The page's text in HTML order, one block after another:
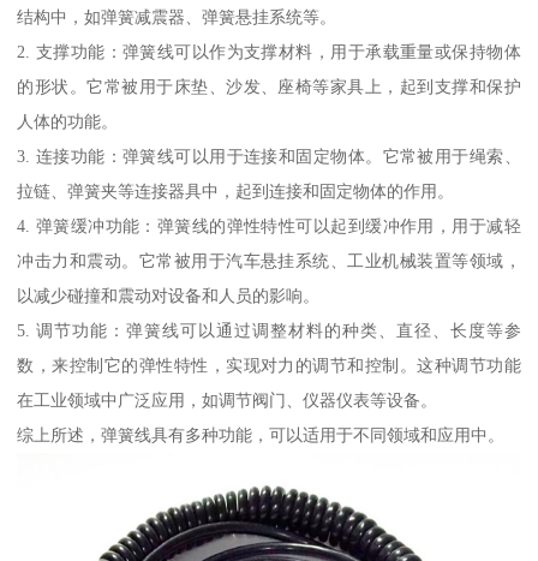
结构中，如弹簧减震器、弹簧悬挂系统等。
2. 支撑功能：弹簧线可以作为支撑材料，用于承载重量或保持物体
的形状。它常被用于床垫、沙发、座椅等家具上，起到支撑和保护
人体的功能。
3. 连接功能：弹簧线可以用于连接和固定物体。它常被用于绳索、
拉链、弹簧夹等连接器具中，起到连接和固定物体的作用。
4. 弹簧缓冲功能：弹簧线的弹性特性可以起到缓冲作用，用于减轻
冲击力和震动。它常被用于汽车悬挂系统、工业机械装置等领域，
以减少碰撞和震动对设备和人员的影响。
5. 调节功能：弹簧线可以通过调整材料的种类、直径、长度等参
数，来控制它的弹性特性，实现对力的调节和控制。这种调节功能
在工业领域中广泛应用，如调节阀门、仪器仪表等设备。
综上所述，弹簧线具有多种功能，可以适用于不同领域和应用中。